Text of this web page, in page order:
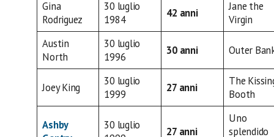
Gina
Rodriguez
30 luglio
1984
42 anni
Jane the
Virgin
Austin
North
30 luglio
1996
30 anni Outer
Joey King
30 luglio
1999
27 anni
The
Booth
Ashby
30 luglio
27 anni
Uno
splendido